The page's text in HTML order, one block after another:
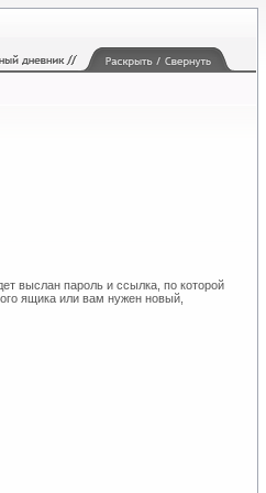
выслан пароль и ссылка, по которой
ящика или вам нужен новый,